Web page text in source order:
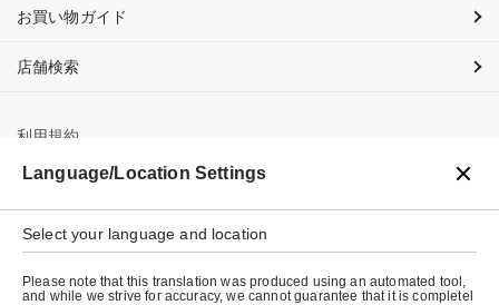
お買い物ガイド
店舗検索
利用規約
プライバシーポリシー
特定商取引法に基づく表示
会社概要
Language/Location Settings
Select your language and location
Please note that this translation was produced using an automated tool,
and while we strive for accuracy, we cannot guarantee that it is completel